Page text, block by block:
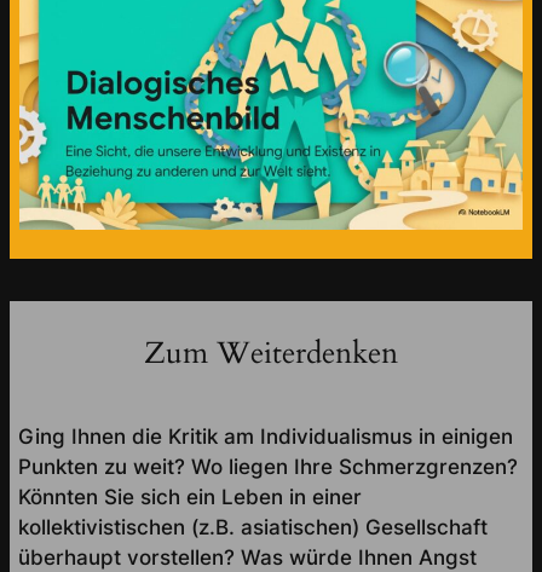
Zum Weiterdenken
Ging Ihnen die Kritik am Individualismus in einigen
Punkten zu weit? Wo liegen Ihre Schmerzgrenzen?
Könnten Sie sich ein Leben in einer
kollektivistischen (z.B. asiatischen) Gesellschaft
überhaupt vorstellen? Was würde Ihnen Angst